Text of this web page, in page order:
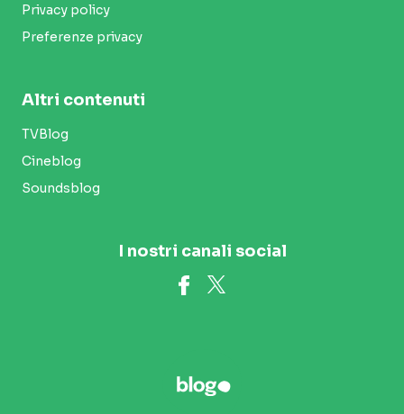
Privacy policy
Preferenze privacy
Altri contenuti
TVBlog
Cineblog
Soundsblog
I nostri canali social